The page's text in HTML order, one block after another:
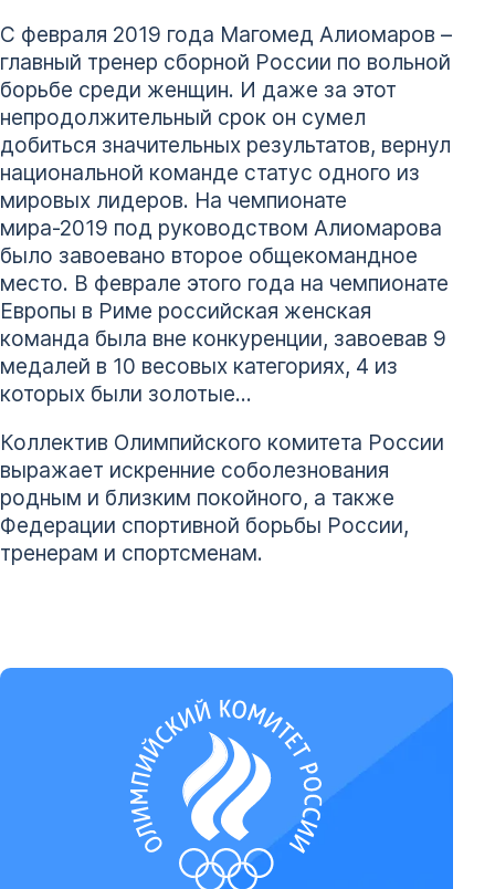
С февраля 2019 года Магомед Алиомаров –
главный тренер сборной России по вольной
борьбе среди женщин. И даже за этот
непродолжительный срок он сумел
добиться значительных результатов, вернул
национальной команде статус одного из
мировых лидеров. На чемпионате
мира-2019 под руководством Алиомарова
было завоевано второе общекомандное
место. В феврале этого года на чемпионате
Европы в Риме российская женская
команда была вне конкуренции, завоевав 9
медалей в 10 весовых категориях, 4 из
которых были золотые…
Коллектив Олимпийского комитета России
выражает искренние соболезнования
родным и близким покойного, а также
Федерации спортивной борьбы России,
тренерам и спортсменам.